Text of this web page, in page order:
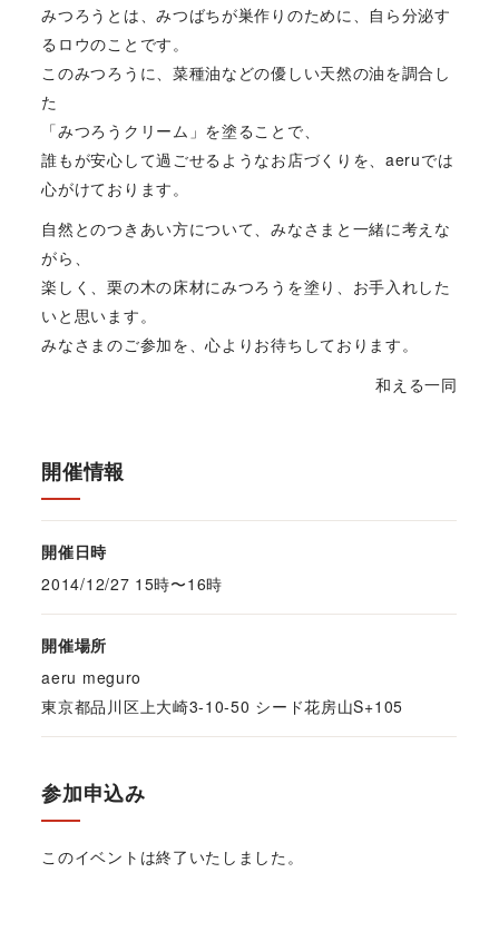
みつろうとは、みつばちが巣作りのために、自ら分泌す
るロウのことです。
このみつろうに、菜種油などの優しい天然の油を調合し
た
「みつろうクリーム」を塗ることで、
誰もが安心して過ごせるようなお店づくりを、aeruでは
心がけております。
自然とのつきあい方について、みなさまと一緒に考えな
がら、
楽しく、栗の木の床材にみつろうを塗り、お手入れした
いと思います。
みなさまのご参加を、心よりお待ちしております。
和える一同
開催情報
開催日時
2014/12/27 15時〜16時
開催場所
aeru meguro
東京都品川区上大崎3-10-50 シード花房山S+105
参加申込み
このイベントは終了いたしました。